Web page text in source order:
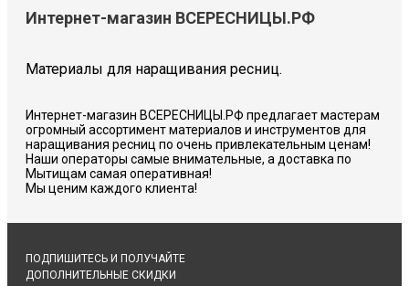
Интернет-магазин ВСЕРЕСНИЦЫ.РФ
Материалы для наращивания ресниц.
Интернет-магазин ВСЕРЕСНИЦЫ.РФ предлагает мастерам
огромный ассортимент материалов и инструментов для
наращивания ресниц по очень привлекательным ценам!
Наши операторы самые внимательные, а доставка по
Мытищам самая оперативная!
Мы ценим каждого клиента!
ПОДПИШИТЕСЬ И ПОЛУЧАЙТЕ
ДОПОЛНИТЕЛЬНЫЕ СКИДКИ